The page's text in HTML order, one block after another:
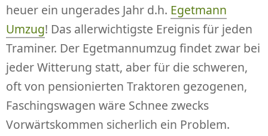
heuer ein ungerades Jahr d.h. Egetmann
Umzug! Das allerwichtigste Ereignis für jeden
Traminer. Der Egetmannumzug findet zwar bei
jeder Witterung statt, aber für die schweren,
oft von pensionierten Traktoren gezogenen,
Faschingswagen wäre Schnee zwecks
Vorwärtskommen sicherlich ein Problem.